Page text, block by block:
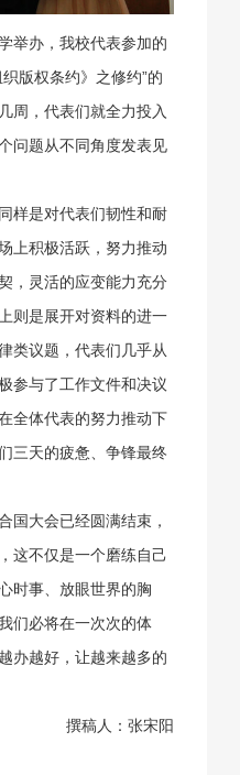
举办，我校代表参加的
版权条约》之修约”的
周，代表们就全力投入
问题从不同角度发表见
样是对代表们韧性和耐
上积极活跃，努力推动
，灵活的应变能力充分
则是展开对资料的进一
类议题，代表们几乎从
参与了工作文件和决议
全体代表的努力推动下
三天的疲惫、争锋最终
国大会已经圆满结束，
这不仅是一个磨练自己
时事、放眼世界的胸
们必将在一次次的体
办越好，让越来越多的
撰稿人：张宋阳